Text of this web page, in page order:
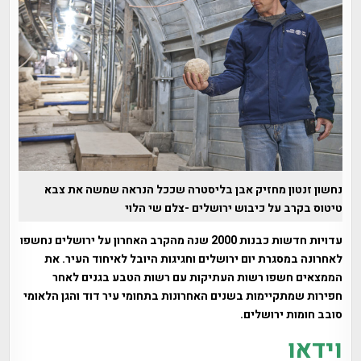
נחשון זנטון מחזיק אבן בליסטרה שככל הנראה שמשה את צבא
טיטוס בקרב על כיבוש ירושלים -צלם שי הלוי
עדויות חדשות כבנות 2000 שנה מהקרב האחרון על ירושלים נחשפו
לאחרונה במסגרת יום ירושלים וחגיגות היובל לאיחוד העיר. את
הממצאים חשפו רשות העתיקות עם רשות הטבע בגנים לאחר
חפירות שמתקיימות בשנים האחרונות בתחומי עיר דוד והגן הלאומי
סובב חומות ירושלים.
וידאו